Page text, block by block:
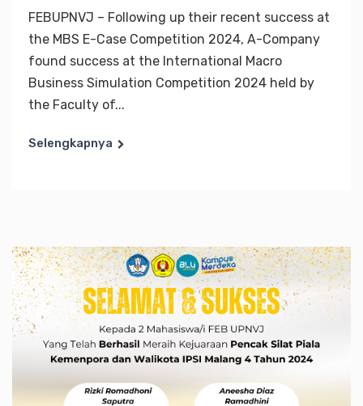
FEBUPNVJ – Following up their recent success at
the MBS E-Case Competition 2024, A-Company
found success at the International Macro
Business Simulation Competition 2024 held by
the Faculty of...
Selengkapnya